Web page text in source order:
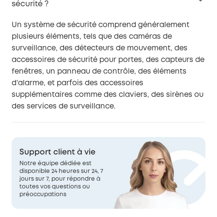
sécurité ?
Un système de sécurité comprend généralement
plusieurs éléments, tels que des caméras de
surveillance, des détecteurs de mouvement, des
accessoires de sécurité pour portes, des capteurs de
fenêtres, un panneau de contrôle, des éléments
d’alarme, et parfois des accessoires
supplémentaires comme des claviers, des sirènes ou
des services de surveillance.
Support client à vie
Notre équipe dédiée est
disponible 24 heures sur 24, 7
jours sur 7, pour répondre à
toutes vos questions ou
préoccupations